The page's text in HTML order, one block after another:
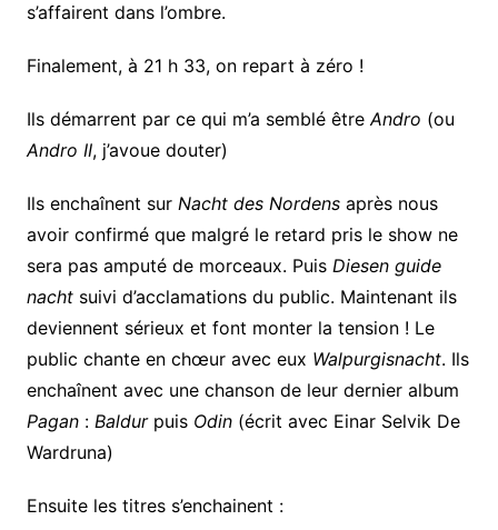
s’affairent dans l’ombre.
Finalement, à 21 h 33, on repart à zéro !
Ils démarrent par ce qui m’a semblé êtreAndro (ou
Andro II, j’avoue douter)
Ils enchaînent sur Nacht des Nordensaprès nous
avoir confirmé que malgré le retard pris le show ne
sera pas amputé de morceaux. Puis Diesen guide
nachtsuivi d’acclamations du public. Maintenant ils
deviennent sérieux et font monter la tension ! Le
public chante en chœur avec eux Walpurgisnacht. Ils
enchaînent avec une chanson de leur dernier album
Pagan: Baldur puis Odin(écrit avec Einar Selvik De
Wardruna)
Ensuite les titres s’enchainent :